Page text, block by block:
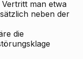
man etwa
neben der
die